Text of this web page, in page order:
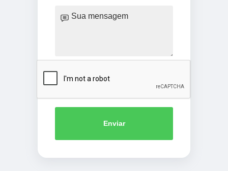
Enviar